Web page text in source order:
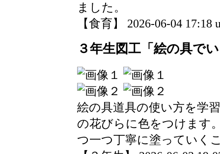
ました。
【食育】 2026-06-04 17:18
３年生図工「絵の具で
絵の具道具の使い方を学
の花びらに色をつけます
つ一つ丁寧に塗っていく